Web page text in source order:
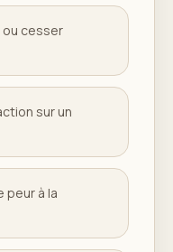
ou cesser
sur un
peur à la